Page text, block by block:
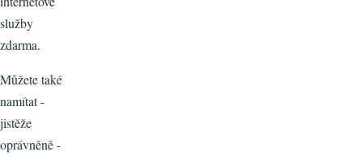
služby
zdarma.
Můžete také
namítat -
jistěže
oprávněně -